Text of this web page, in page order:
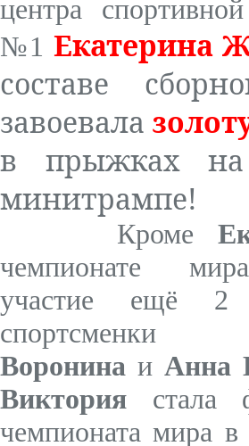
центра
№1 Екатерина
составе
завоевала
в прыжках на
минитрампе!
Кроме
чемпионате
участие ещё
Воронина и Анна
Виктория стала
чемпионата мира